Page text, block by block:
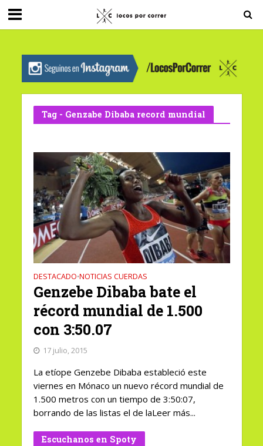
G-0X2PD3RFLV
Tag - Genzabe Dibaba record mundial
DESTACADO•NOTICIAS CUERDAS
Genzebe Dibaba bate el
récord mundial de 1.500
con 3:50.07
17 julio, 2015
La etíope Genzebe Dibaba estableció este
viernes en Mónaco un nuevo récord mundial de
1.500 metros con un tiempo de 3:50:07,
borrando de las listas el de laLeer más...
Escuchanos en Spoty